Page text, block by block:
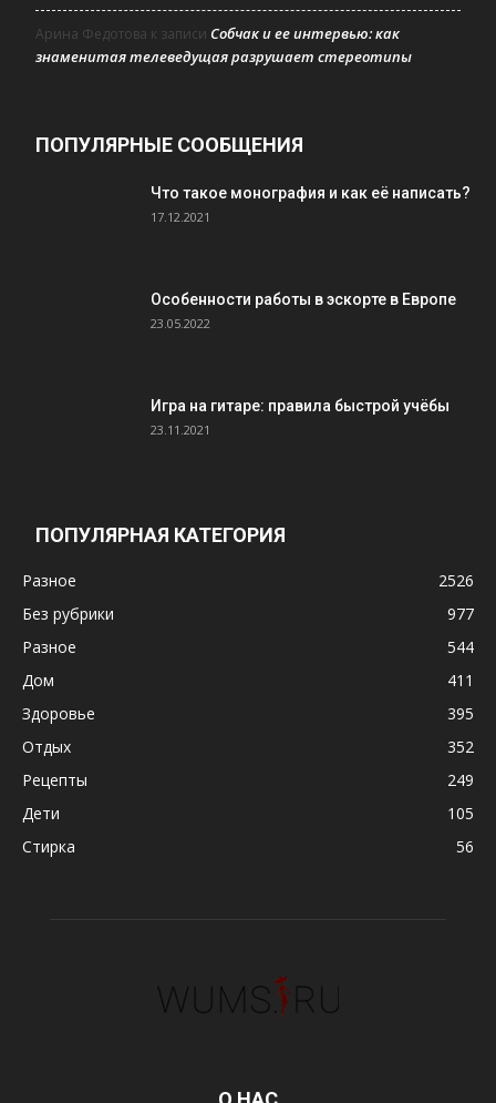
Арина Федотова к записи Собчак и ее интервью: как
знаменитая телеведущая разрушает стереотипы
ПОПУЛЯРНЫЕ СООБЩЕНИЯ
Что такое монография и как её написать?
17.12.2021
Особенности работы в эскорте в Европе
23.05.2022
Игра на гитаре: правила быстрой учёбы
23.11.2021
ПОПУЛЯРНАЯ КАТЕГОРИЯ
Разное
2526
Без рубрики
977
Разное
544
Дом
411
Здоровье
395
Отдых
352
Рецепты
249
Дети
105
Стирка
56